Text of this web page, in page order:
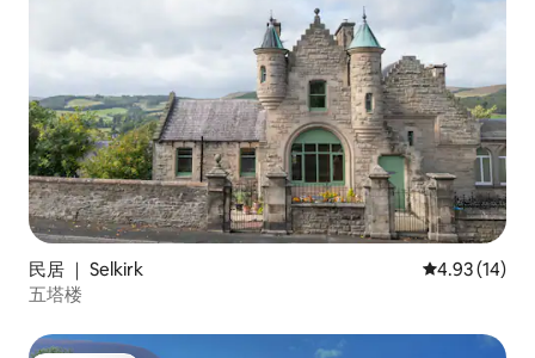
民居 ｜ Selkirk 平均评分
4.93 (14)
五塔楼